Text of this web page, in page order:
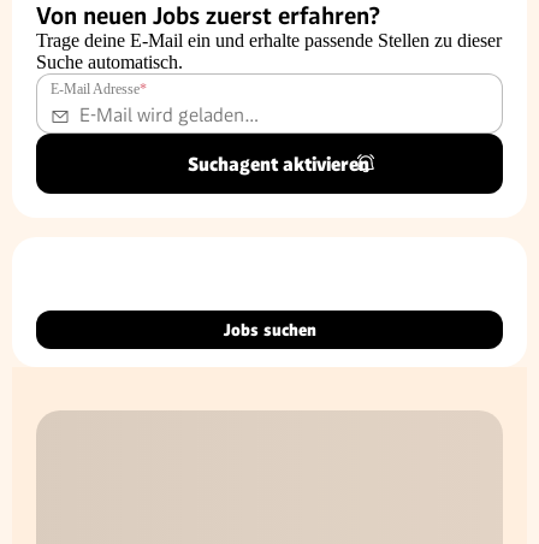
Von neuen Jobs zuerst erfahren?
Trage deine E-Mail ein und erhalte passende Stellen zu dieser
Suche automatisch.
E-Mail Adresse*
Suchagent aktivieren
Jobs suchen